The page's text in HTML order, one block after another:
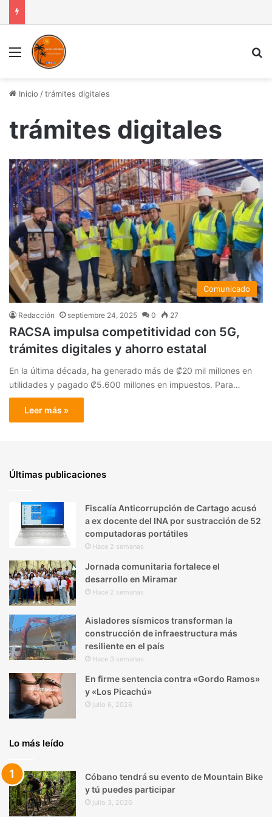
Menú
Inicio /trámites digitales
trámites digitales
Comunicado
Redacción septiembre 24, 2025 0 27
RACSA impulsa competitividad con 5G,
trámites digitales y ahorro estatal
En la última década, ha generado más de ₡20 mil millones en
utilidades y pagado ₡5.600 millones en impuestos. Para…
Leer más »
Últimas publicaciones
Fiscalía Anticorrupción de Cartago acusó
a ex docente del INA por sustracción de 52
computadoras portátiles
Hace 2 semanas
Jornada comunitaria fortalece el
desarrollo en Miramar
Hace 2 semanas
Aisladores sísmicos transforman la
construcción de infraestructura más
resiliente en el país
Hace 3 semanas
En firme sentencia contra «Gordo Ramos»
y «Los Picachú»
julio 6, 2026
Lo más leído
Cóbano tendrá su evento de Mountain Bike
y tú puedes participar
julio 3, 2026